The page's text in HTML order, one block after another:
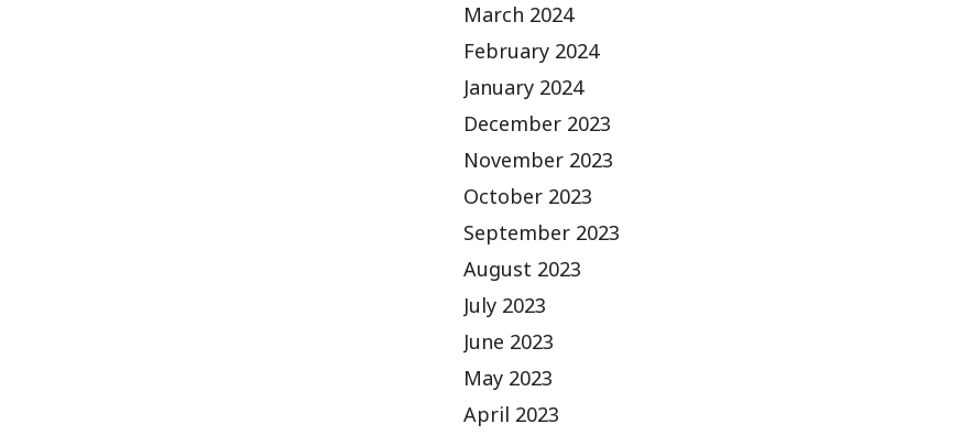
March 2024
February 2024
January 2024
December 2023
November 2023
October 2023
September 2023
August 2023
July 2023
June 2023
May 2023
April 2023